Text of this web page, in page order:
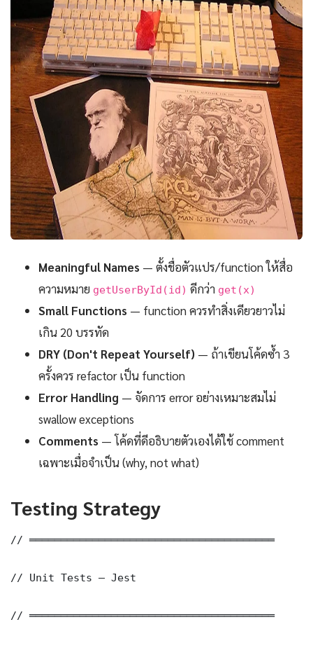
Meaningful Names — ตั้งชื่อตัวแปร/function ให้สื่อ
ความหมาย getUserById(id) ดีกว่า get(x)
Small Functions — function ควรทำสิ่งเดียวยาวไม่
เกิน 20 บรรทัด
DRY (Don't Repeat Yourself) — ถ้าเขียนโค้ดซ้ำ 3
ครั้งควร refactor เป็น function
Error Handling — จัดการ error อย่างเหมาะสมไม่
swallow exceptions
Comments — โค้ดที่ดีอธิบายตัวเองได้ใช้ comment
เฉพาะเมื่อจำเป็น (why, not what)
Testing Strategy
// ═══════════════════════════════════════
// Unit Tests — Jest
// ═══════════════════════════════════════